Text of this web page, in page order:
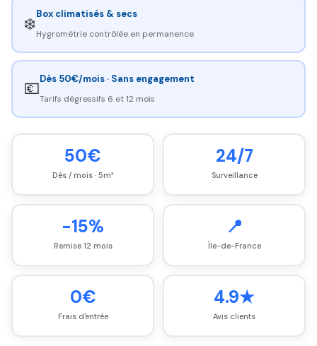
❄️Box climatisés & secs
Hygrométrie contrôlée en permanence
💶Dès 50€/mois · Sans engagement
Tarifs dégressifs 6 et 12 mois
50€
Dès / mois · 5m³
24/7
Surveillance
-15%
Remise 12 mois
📍
Île-de-France
0€
Frais d'entrée
4.9★
Avis clients